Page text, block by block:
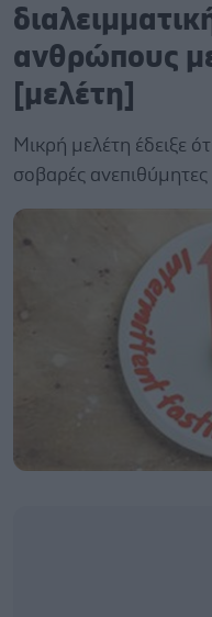
ανθρώπους
[μελέτη]
Μικρή μελέτη έδειξε
σοβαρές ανεπιθύμητες